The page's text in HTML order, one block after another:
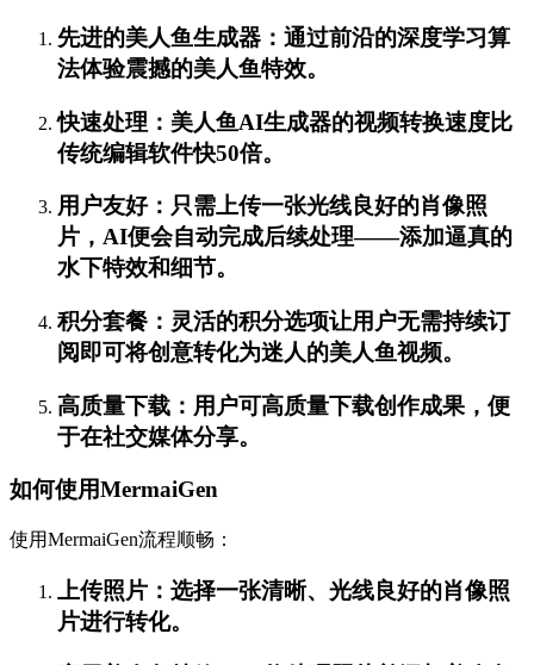
先进的美人鱼生成器：通过前沿的深度学习算
法体验震撼的美人鱼特效。
快速处理：美人鱼AI生成器的视频转换速度比
传统编辑软件快50倍。
用户友好：只需上传一张光线良好的肖像照
片，AI便会自动完成后续处理——添加逼真的
水下特效和细节。
积分套餐：灵活的积分选项让用户无需持续订
阅即可将创意转化为迷人的美人鱼视频。
高质量下载：用户可高质量下载创作成果，便
于在社交媒体分享。
如何使用MermaiGen
使用MermaiGen流程顺畅：
上传照片：选择一张清晰、光线良好的肖像照
片进行转化。